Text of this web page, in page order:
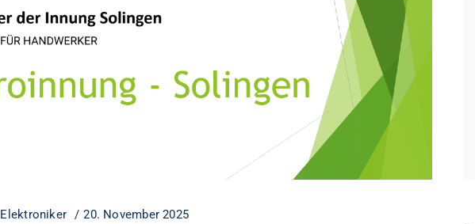
Elektroniker 20. November 2025